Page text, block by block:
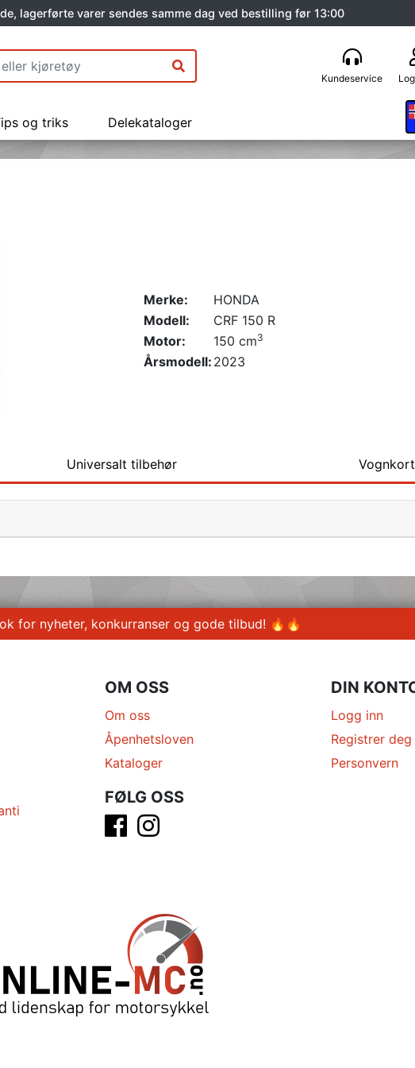
lagerførte varer sendes samme dag ved bestilling før 13:00
Kundeservice
og triks Delekataloger
Merke:
HONDA
Modell:
CRF 150 R
Motor:
150 cm3
Årsmodell: 2023
Universalt tilbehør
for nyheter, konkurranser og gode tilbud! 🔥🔥
OM OSS
Om oss
Åpenhetsloven
Kataloger
FØLG OSS
DIN
Logg inn
Registrer deg
Personvern